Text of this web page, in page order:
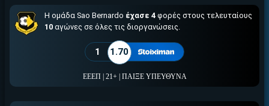
Η ομάδα Sao Bernardo έχασε 4 φορές στους τελευταίους
10 αγώνες σε όλες τις διοργανώσεις.
1 1.70
ΕΕΕΠ | 21+ | ΠΑΙΞΕ ΥΠΕΥΘΥΝΑ